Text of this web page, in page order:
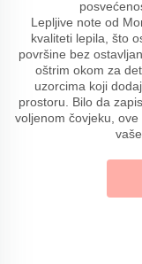
Lepljive note od
kvaliteti lepila, što
površine bez
oštrim okom za
uzorcima koji
prostoru. Bilo da
voljenom čovjeku,